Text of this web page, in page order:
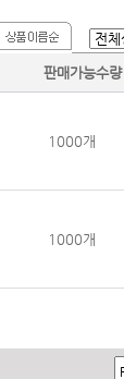
판매가능수량
1000개
1000개